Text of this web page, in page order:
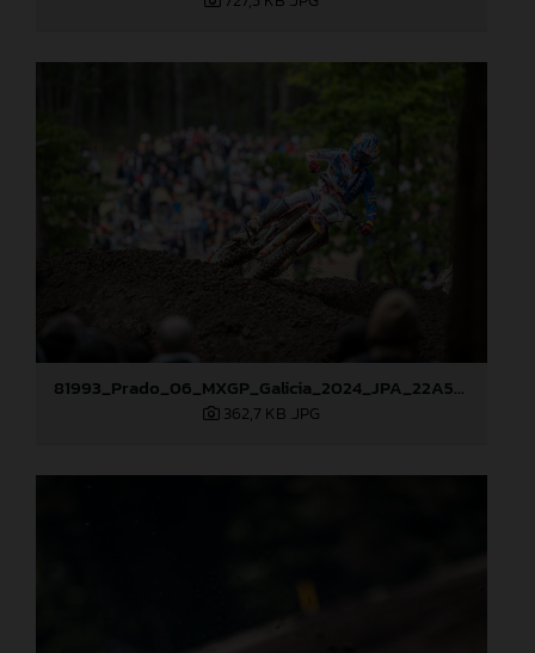
81993_Prado_06_MXGP_Galicia_2024_JPA_22A5051
362,7 KB .JPG